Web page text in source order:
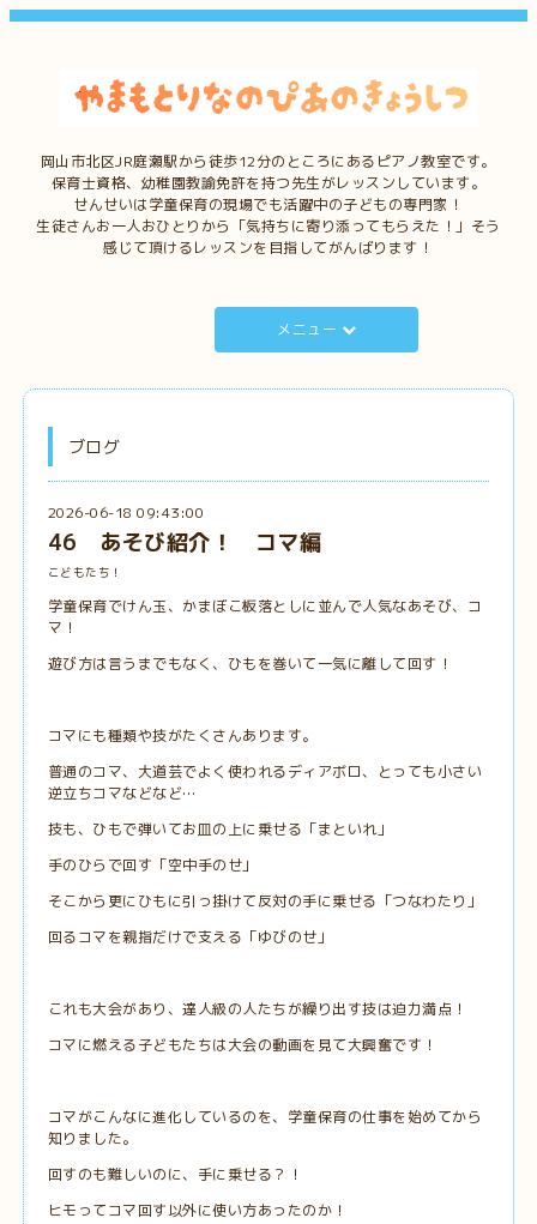
岡山市北区JR庭瀬駅から徒歩12分のところにあるピアノ教室です。
保育士資格、幼稚園教諭免許を持つ先生がレッスンしています。
せんせいは学童保育の現場でも活躍中の子どもの専門家！
生徒さんお一人おひとりから「気持ちに寄り添ってもらえた！」そう
感じて頂けるレッスンを目指してがんばります！
メニュー
ブログ
2026-06-18 09:43:00
46 あそび紹介！ コマ編
こどもたち！
学童保育でけん玉、かまぼこ板落としに並んで人気なあそび、コ
マ！
遊び方は言うまでもなく、ひもを巻いて一気に離して回す！
コマにも種類や技がたくさんあります。
普通のコマ、大道芸でよく使われるディアボロ、とっても小さい
逆立ちコマなどなど…
技も、ひもで弾いてお皿の上に乗せる「まといれ」
手のひらで回す「空中手のせ」
そこから更にひもに引っ掛けて反対の手に乗せる「つなわたり」
回るコマを親指だけで支える「ゆびのせ」
これも大会があり、達人級の人たちが繰り出す技は迫力満点！
コマに燃える子どもたちは大会の動画を見て大興奮です！
コマがこんなに進化しているのを、学童保育の仕事を始めてから
知りました。
回すのも難しいのに、手に乗せる？！
ヒモってコマ回す以外に使い方あったのか！